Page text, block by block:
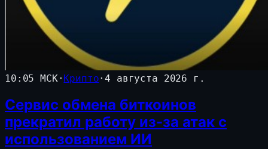
10:05 МСК· Крипто·4 августа 2026 г.
Сервис обмена биткоинов
прекратил работу из-за атак с
использованием ИИ